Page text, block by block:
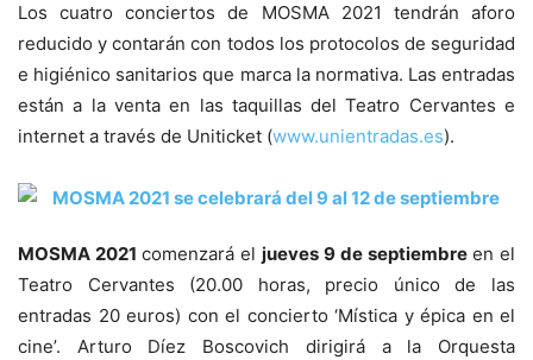
Los cuatro conciertos de MOSMA 2021 tendrán aforo
reducido y contarán con todos los protocolos de seguridad
e higiénico sanitarios que marca la normativa. Las entradas
están a la venta en las taquillas del Teatro Cervantes e
internet a través de Uniticket (www.unientradas.es).
MOSMA 2021 comenzará el jueves 9 de septiembre en el
Teatro Cervantes (20.00 horas, precio único de las
entradas 20 euros) con el concierto ‘Mística y épica en el
cine’. Arturo Díez Boscovich dirigirá a la Orquesta